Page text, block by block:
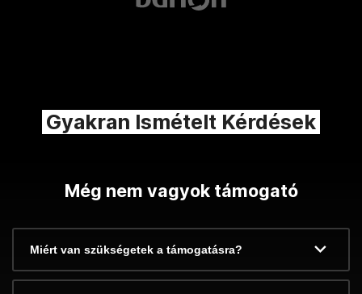
Gyakran Ismételt Kérdések
Még nem vagyok támogató
Miért van szükségetek a támogatásra?